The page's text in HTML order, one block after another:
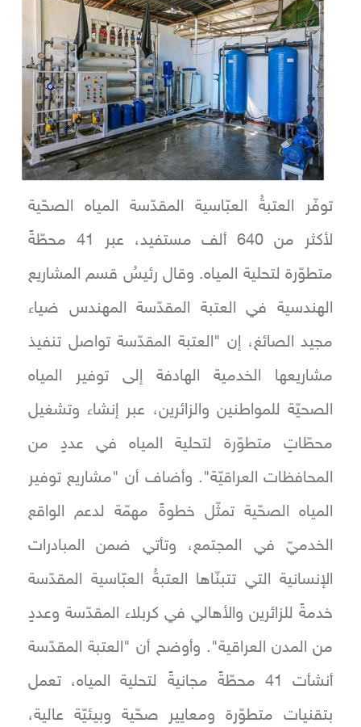
توفّر العتبةُ العبّاسية المقدّسة المياه الصحّية
لأكثر من 640 ألف مستفيد، عبر 41 محطّةً
متطوّرة لتحلية المياه. وقال رئيسُ قسم المشاريع
الهندسية في العتبة المقدّسة المهندس ضياء
مجيد الصائغ، إن "العتبة المقدّسة تواصل تنفيذ
مشاريعها الخدمية الهادفة إلى توفير المياه
الصحيّة للمواطنين والزائرين، عبر إنشاء وتشغيل
محطّاتٍ متطوّرة لتحلية المياه في عددٍ من
المحافظات العراقيّة". وأضاف أن "مشاريع توفير
المياه الصحّية تمثّل خطوةً مهمّة لدعم الواقع
الخدميّ في المجتمع، وتأتي ضمن المبادرات
الإنسانية التي تتبنّاها العتبةُ العبّاسية المقدّسة
خدمةً للزائرين والأهالي في كربلاء المقدّسة وعددٍ
من المدن العراقية". وأوضح أن "العتبة المقدّسة
أنشأت 41 محطّةً مجانيةً لتحلية المياه، تعمل
بتقنيات متطوّرة ومعايير صحّية وبيئيّة عالية،